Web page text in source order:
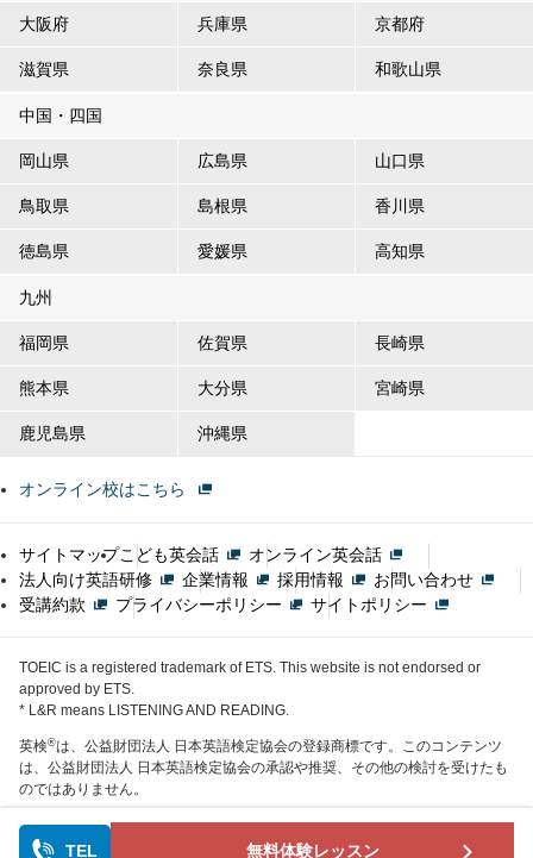
TEL 無料体験レッスン
大阪府 兵庫県 京都府
滋賀県 奈良県 和歌山県
中国・四国
岡山県 広島県 山口県
鳥取県 島根県 香川県
徳島県 愛媛県 高知県
九州
福岡県 佐賀県 長崎県
熊本県 大分県 宮崎県
鹿児島県 沖縄県
オンライン校はこちら
サイトマップこども英会話
オンライン英会話
法人向け英語研修
企業情報 採用情報
お問い合わせ
受講約款
プライバシーポリシー サイトポリシー
TOEIC is a registered trademark of ETS. This website is not endorsed or
approved by ETS.
* L&R means LISTENING AND READING.
英検®は、公益財団法人 日本英語検定協会の登録商標です。このコンテンツ
は、公益財団法人 日本英語検定協会の承認や推奨、その他の検討を受けたも
のではありません。